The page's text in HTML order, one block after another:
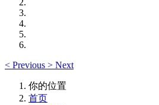
< Previous > Next
你的位置
首页